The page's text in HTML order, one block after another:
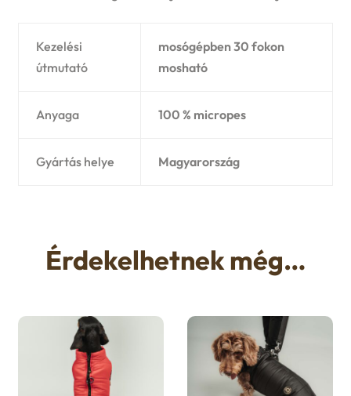
Kezelési
útmutató
mosógépben 30 fokon
mosható
Anyaga 100 % micropes
Gyártás helye Magyarország
Érdekelhetnek még…